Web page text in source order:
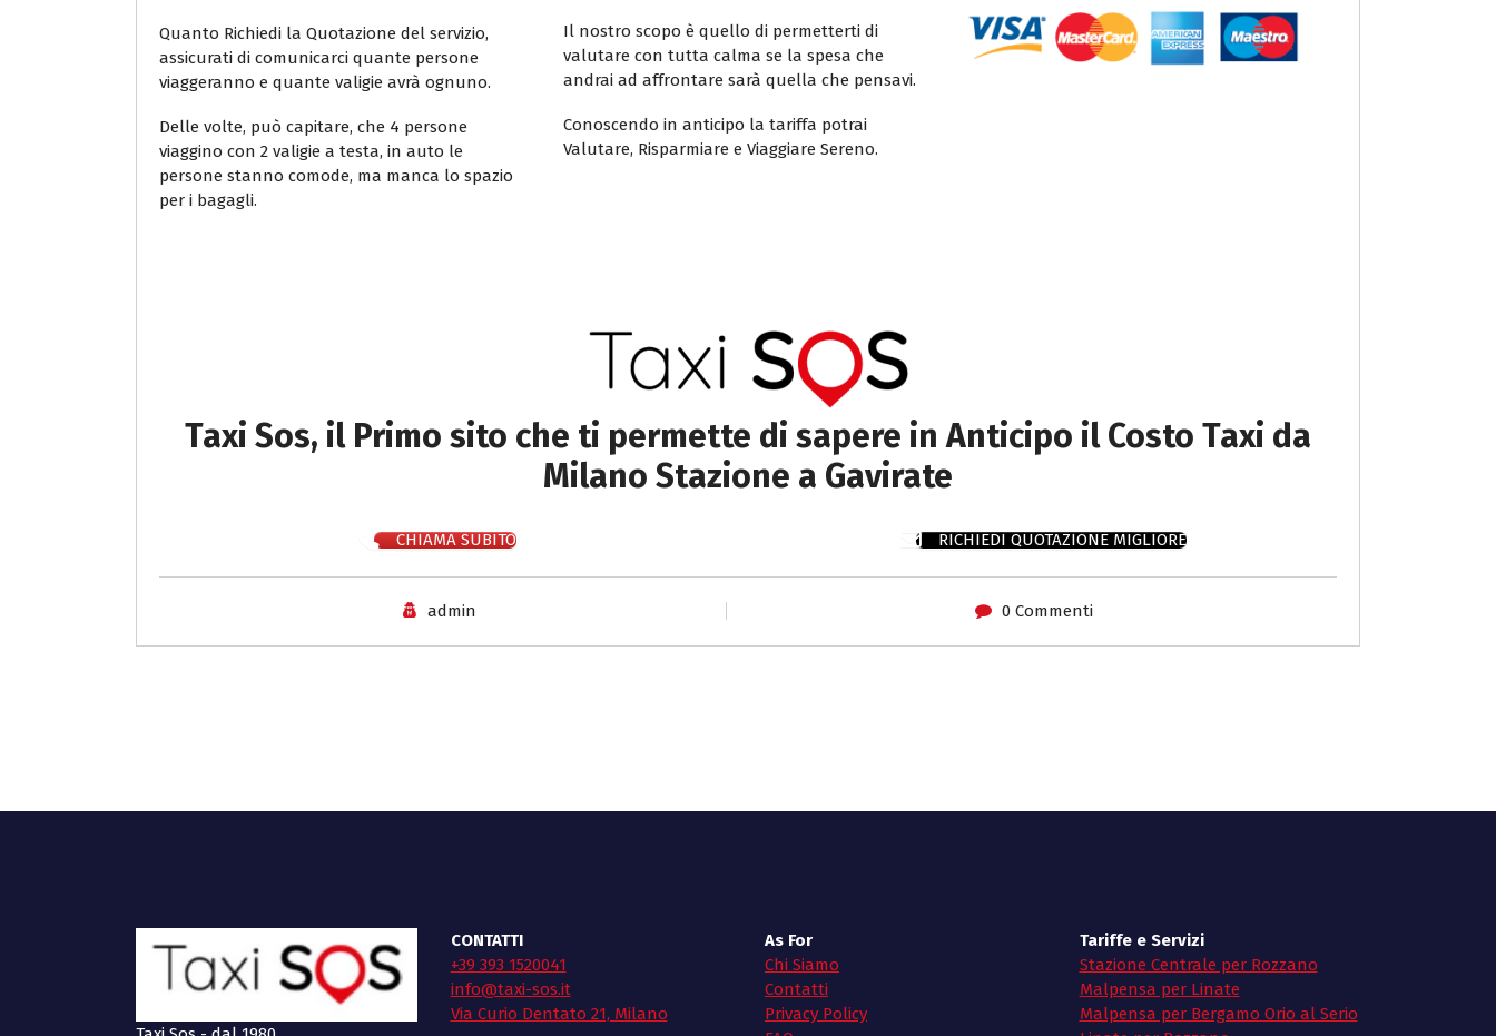
Quanto Richiedi la Quotazione del servizio,
assicurati di comunicarci quante persone
viaggeranno e quante valigie avrà ognuno.
Delle volte, può capitare, che 4 persone
viaggino con 2 valigie a testa, in auto le
persone stanno comode, ma manca lo spazio
per i bagagli.
Il nostro scopo è quello di permetterti di
valutare con tutta calma se la spesa che
andrai ad affrontare sarà quella che pensavi.
Conoscendo in anticipo la tariffa potrai
Valutare, Risparmiare e Viaggiare Sereno.
Taxi Sos, il Primo sito che ti permette di sapere in Anticipo il Costo Taxi da
Milano Stazione a Gavirate
CHIAMA SUBITO RICHIEDI QUOTAZIONE MIGLIORE
admin 0 Commenti
CONTATTI
+39 393 1520041
info@taxi-sos.it
Via Curio Dentato 21, Milano
As For
Chi Siamo
Contatti
Privacy Policy
Tariffe e Servizi
Stazione Centrale per Rozzano
Malpensa per Linate
Malpensa per Bergamo Orio al Serio